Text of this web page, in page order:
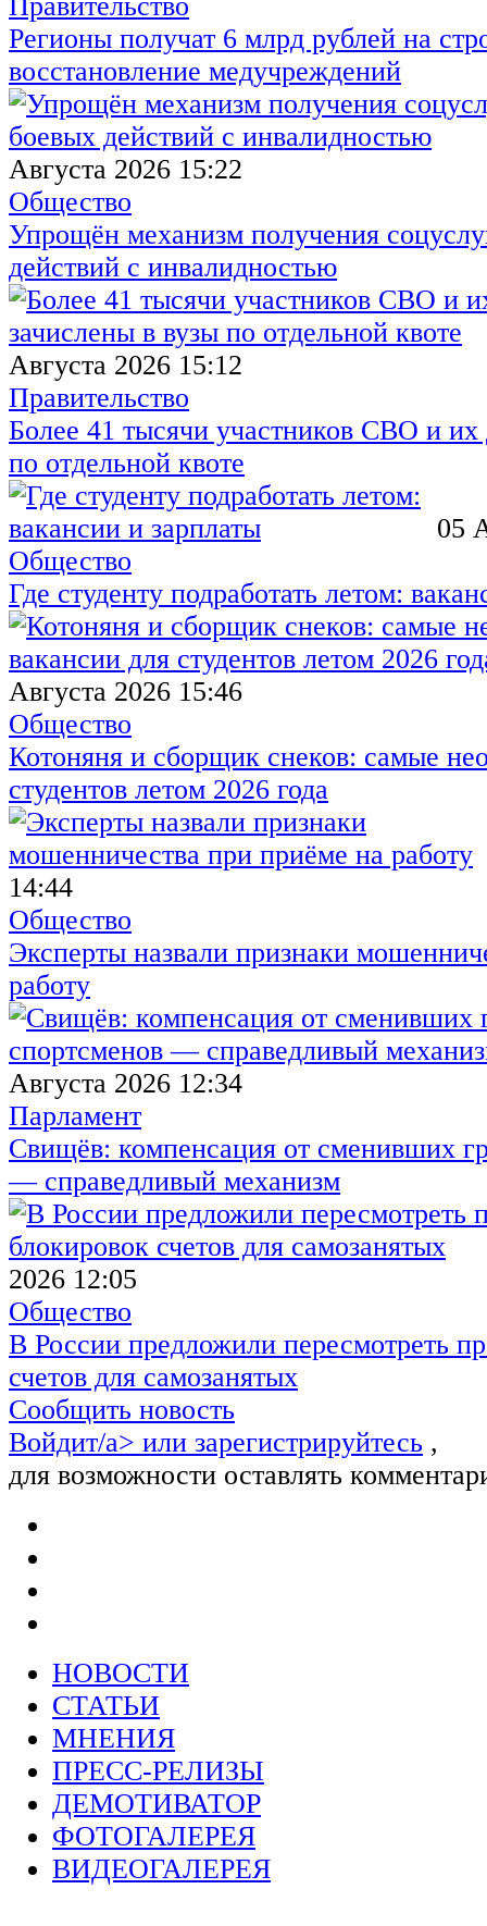
Регионы получат 6 млрд рублей на
восстановление медучреждений
Августа 2026 15:22
Общество
Упрощён механизм получения
действий с инвалидностью
Августа 2026 15:12
Правительство
Более 41 тысячи участников СВО и их
по отдельной квоте
05
Общество
Где студенту подработать летом:
Августа 2026 15:46
Общество
Котоняня и сборщик снеков: самые
студентов летом 2026 года
14:44
Общество
Эксперты назвали признаки
работу
Августа 2026 12:34
Парламент
Свищёв: компенсация от сменивших
— справедливый механизм
2026 12:05
Общество
В России предложили пересмотреть
счетов для самозанятых
Сообщить новость
Войдит/a> или зарегистрируйтесь ,
для возможности оставлять
НОВОСТИ
СТАТЬИ
МНЕНИЯ
ПРЕСС-РЕЛИЗЫ
ДЕМОТИВАТОР
ФОТОГАЛЕРЕЯ
ВИДЕОГАЛЕРЕЯ